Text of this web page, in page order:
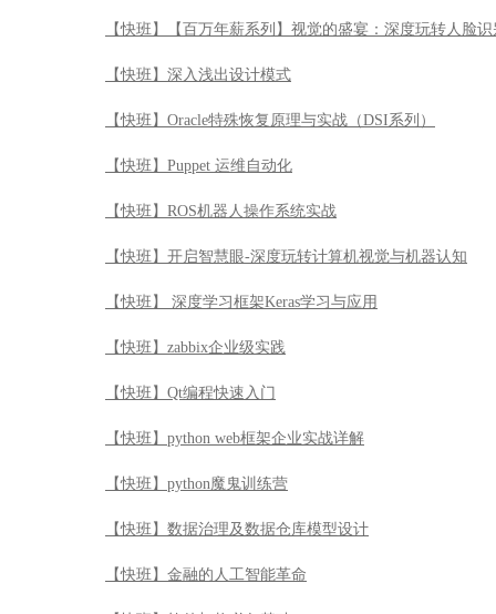
【快班】【百万年薪系列】视觉的盛宴：深度玩转人脸识
【快班】深入浅出设计模式
【快班】Oracle特殊恢复原理与实战（DSI系列）
【快班】Puppet 运维自动化
【快班】ROS机器人操作系统实战
【快班】开启智慧眼-深度玩转计算机视觉与机器认知
【快班】 深度学习框架Keras学习与应用
【快班】zabbix企业级实践
【快班】Qt编程快速入门
【快班】python web框架企业实战详解
【快班】python魔鬼训练营
【快班】数据治理及数据仓库模型设计
【快班】金融的人工智能革命